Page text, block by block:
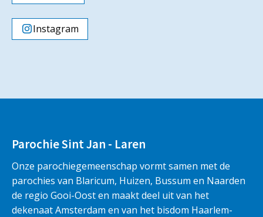
Instagram
Parochie Sint Jan - Laren
Onze parochiegemeenschap vormt samen met de
parochies van Blaricum, Huizen, Bussum en Naarden
de regio Gooi-Oost en maakt deel uit van het
dekenaat Amsterdam en van het bisdom Haarlem-